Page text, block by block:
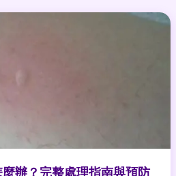
辦？完整處理指南與預防